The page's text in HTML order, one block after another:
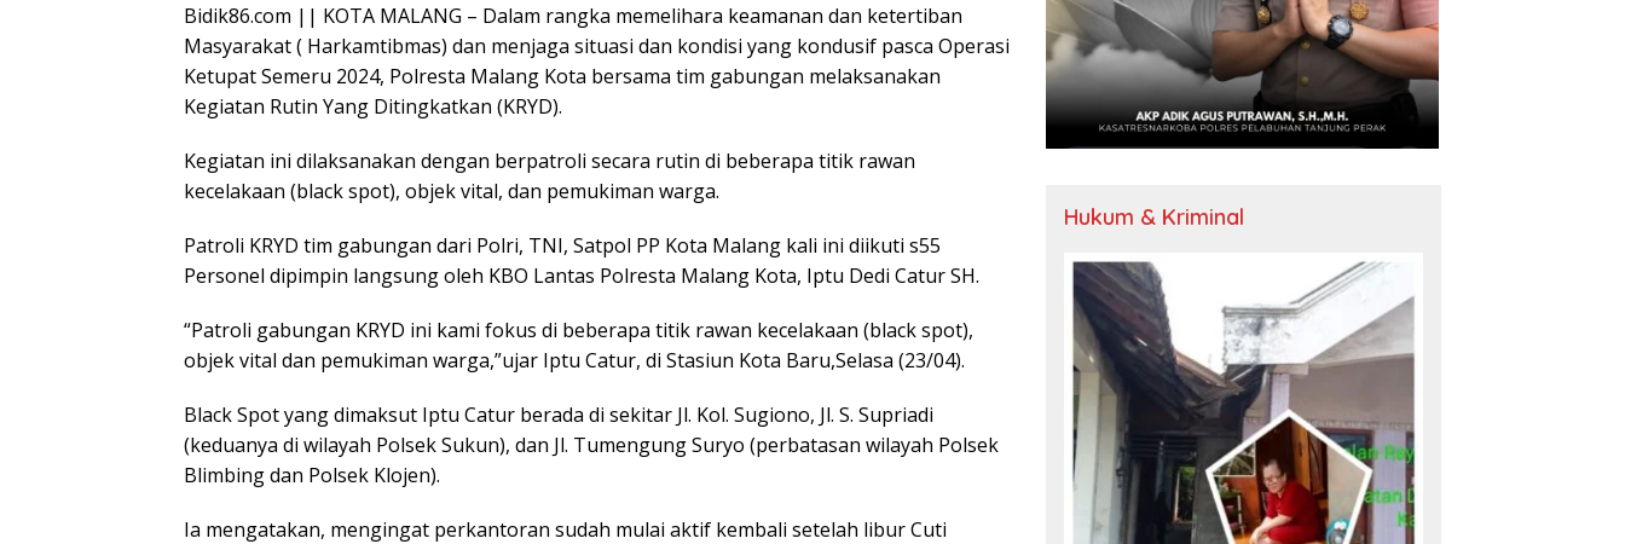
Bidik86.com || KOTA MALANG – Dalam rangka memelihara keamanan dan ketertiban
Masyarakat ( Harkamtibmas) dan menjaga situasi dan kondisi yang kondusif pasca Operasi
Ketupat Semeru 2024, Polresta Malang Kota bersama tim gabungan melaksanakan
Kegiatan Rutin Yang Ditingkatkan (KRYD).
Kegiatan ini dilaksanakan dengan berpatroli secara rutin di beberapa titik rawan
kecelakaan (black spot), objek vital, dan pemukiman warga.
Patroli KRYD tim gabungan dari Polri, TNI, Satpol PP Kota Malang kali ini diikuti s55
Personel dipimpin langsung oleh KBO Lantas Polresta Malang Kota, Iptu Dedi Catur SH.
“Patroli gabungan KRYD ini kami fokus di beberapa titik rawan kecelakaan (black spot),
objek vital dan pemukiman warga,”ujar Iptu Catur, di Stasiun Kota Baru,Selasa (23/04).
Black Spot yang dimaksut Iptu Catur berada di sekitar Jl. Kol. Sugiono, Jl. S. Supriadi
(keduanya di wilayah Polsek Sukun), dan Jl. Tumengung Suryo (perbatasan wilayah Polsek
Blimbing dan Polsek Klojen).
Ia mengatakan, mengingat perkantoran sudah mulai aktif kembali setelah libur Cuti
Hukum & Kriminal